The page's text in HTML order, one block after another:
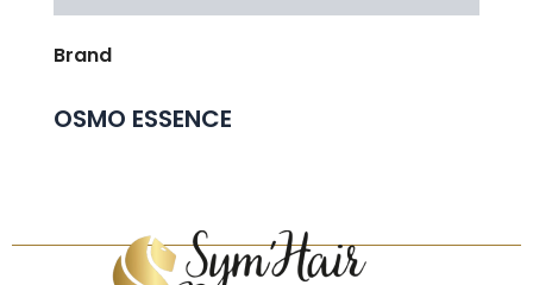
Brand
OSMO ESSENCE